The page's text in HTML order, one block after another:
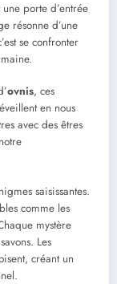
une porte d’entrée
résonne d’une
se confronter
ovnis, ces
en nous
avec des êtres
saisissantes.
comme les
mystère
Les
créant un